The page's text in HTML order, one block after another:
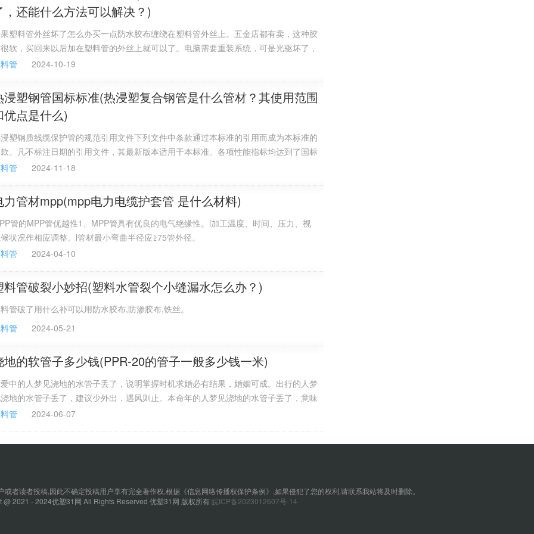
，还能什么方法可以解决？)
塑料管外丝坏了怎么办买一点防水胶布缠绕在塑料管外丝上。五金店都有卖，这种胶
软，买回来以后加在塑料管的外丝上就可以了。电脑需要重装系统，可是光驱坏了，
什么方法可以解决？下载个金山毒霸一键重装系统好用。。。
管 2024-10-19
浸塑钢管国标标准(热浸塑复合钢管是什么管材？其使用范围
优点是什么)
塑钢质线缆保护管的规范引用文件下列文件中条款通过本标准的引用而成为本标准的
。凡不标注日期的引用文件，其最新版本适用于本标准。各项性能指标均达到了国标
生部卫生标准的要求；5、有一定的柔性。
管 2024-11-18
力管材mpp(mpp电力电缆护套管 是什么材料)
管的MPP管优越性1、MPP管具有优良的电气绝缘性。l加工温度、时间、压力、视
状况作相应调整。l管材最小弯曲半径应≥75管外径。
管
2024-04-10
料管破裂小妙招(塑料水管裂个小缝漏水怎么办？)
管破了用什么补可以用防水胶布,防渗胶布,铁丝。
管
2024-05-21
地的软管子多少钱(PPR-20的管子一般多少钱一米)
中的人梦见浇地的水管子丢了，说明掌握时机求婚必有结果，婚姻可成。出行的人梦
地的水管子丢了，建议少外出，遇风则止。本命年的人梦见浇地的水管子丢了，意味
可因小失大，宜放眼看天下，不计较则可得利。6分的管子约50米长，1寸的管子约
管 2024-06-07
者读者投稿,因此不确定投稿用户享有完全著作权,根据《信息网络传播权保护条例》,如果侵犯了您的权利,请联系我站将及时删除。
@ 2021 - 2024优塑31网 All Rights Reserved 优塑31网 版权所有皖ICP备2023012607号-14